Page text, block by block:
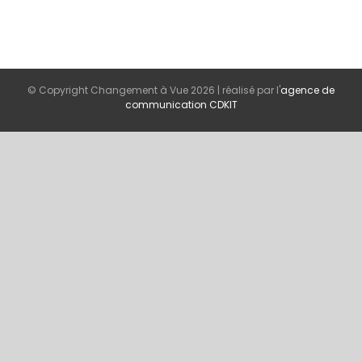
© Copyright Changement à Vue 2026 | réalisé par l'agence de
communication CDKIT